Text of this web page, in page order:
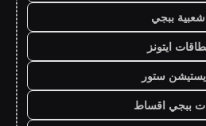
شعبية ببجي
ايتونز
ستور
ببجي اقساط